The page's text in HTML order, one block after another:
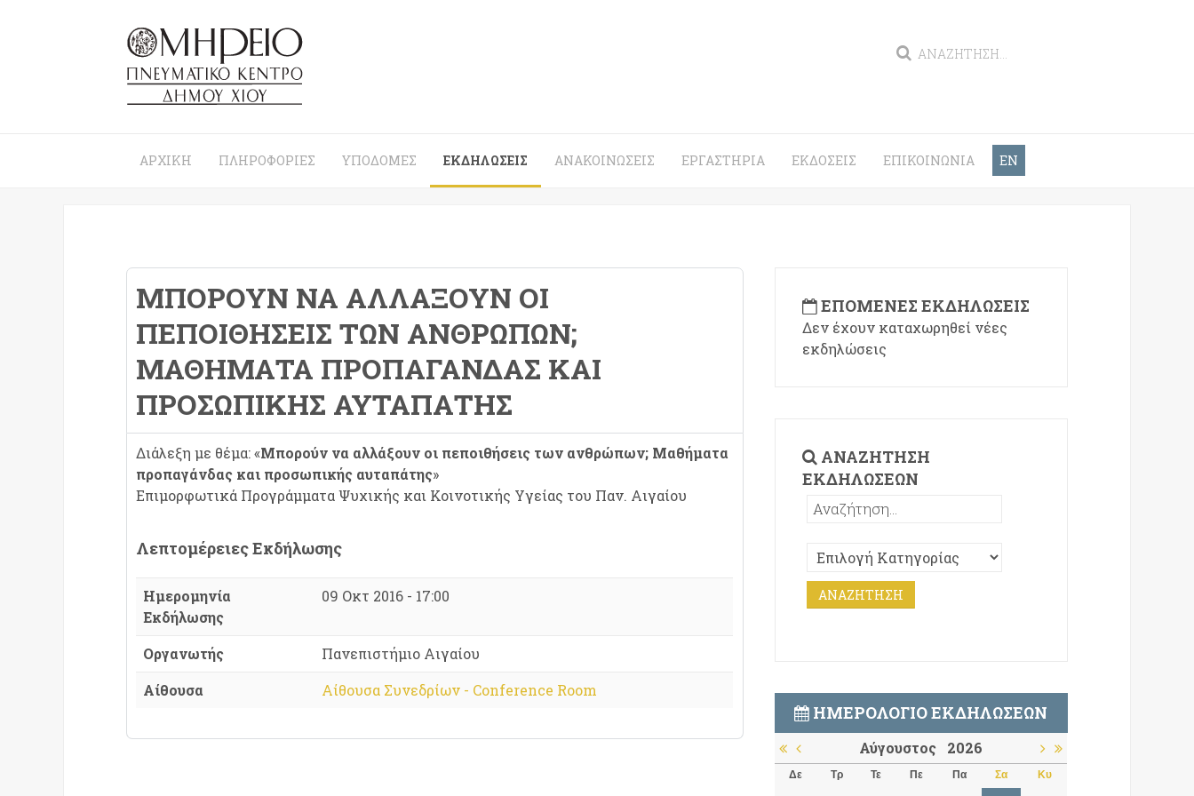
ΑΡΧΙΚΉ ΠΛΗΡΟΦΟΡΊΕΣ ΥΠΟΔΟΜΈΣ ΕΚΔΗΛΏΣΕΙΣ ΑΝΑΚΟΙΝΏΣΕΙΣ ΕΡΓΑΣΤΉΡΙΑ ΕΚΔΌΣΕΙΣ ΕΠΙΚΟΙΝΩΝΊΑ EN
ΜΠΟΡΟΎΝ ΝΑ ΑΛΛΆΞΟΥΝ ΟΙ
ΠΕΠΟΙΘΉΣΕΙΣ ΤΩΝ ΑΝΘΡΏΠΩΝ;
ΜΑΘΉΜΑΤΑ ΠΡΟΠΑΓΆΝΔΑΣ ΚΑΙ
ΠΡΟΣΩΠΙΚΉΣ ΑΥΤΑΠΆΤΗΣ
Διάλεξη με θέμα: «Μπορούν να αλλάξουν οι πεποιθήσεις των ανθρώπων; Μαθήματα
προπαγάνδας και προσωπικής αυταπάτης»
Επιμορφωτικά Προγράμματα Ψυχικής και Κοινοτικής Υγείας του Παν. Αιγαίου
Λεπτομέρειες Εκδήλωσης
Ημερομηνία
Εκδήλωσης
09 Οκτ 2016 - 17:00
Οργανωτής
Πανεπιστήμιο Αιγαίου
Αίθουσα
Αίθουσα Συνεδρίων - Conference Room
ΕΠΌΜΕΝΕΣ ΕΚΔΗΛΏΣΕΙΣ
Δεν έχουν καταχωρηθεί νέες
εκδηλώσεις
ΑΝΑΖΉΤΗΣΗ
ΕΚΔΗΛΏΣΕΩΝ
ΗΜΕΡΟΛΌΓΙΟ ΕΚΔΗΛΏΣΕΩΝ
Αύγουστος 2026
Δε Τρ Τε Πε Πα Σα Κυ